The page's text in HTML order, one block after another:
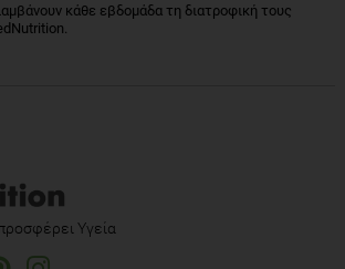
κάθε εβδομάδα τη διατροφική τους
Υγεία